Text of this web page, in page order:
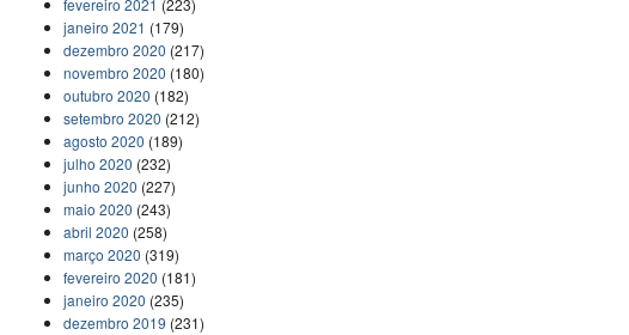
fevereiro 2021 (223)
janeiro 2021 (179)
dezembro 2020 (217)
novembro 2020 (180)
outubro 2020 (182)
setembro 2020 (212)
agosto 2020 (189)
julho 2020 (232)
junho 2020 (227)
maio 2020 (243)
abril 2020 (258)
março 2020 (319)
fevereiro 2020 (181)
janeiro 2020 (235)
dezembro 2019 (231)